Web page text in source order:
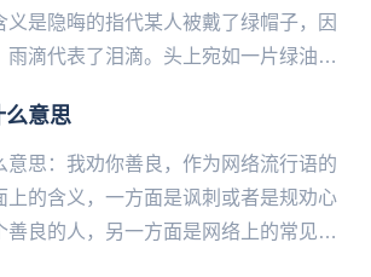
义是隐晦的指代某人被戴了绿帽子，因
雨滴代表了泪滴。头上宛如一片绿油油
么意思
意思：我劝你善良，作为网络流行语的
上的含义，一方面是讽刺或者是规劝心
善良的人，另一方面是网络上的常见吐